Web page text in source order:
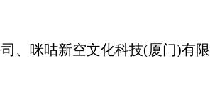
咕新空文化科技(厦门)有限